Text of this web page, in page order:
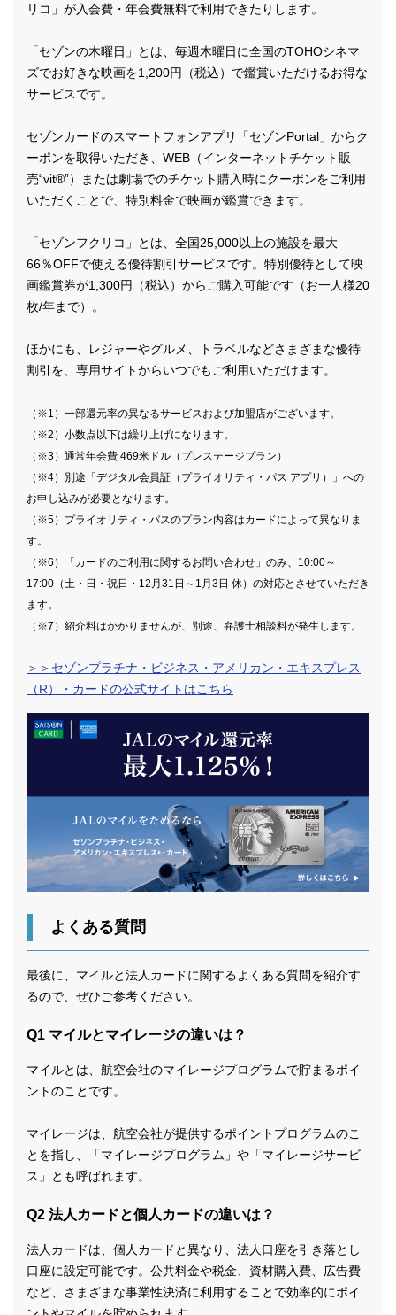
リコ」が入会費・年会費無料で利用できたりします。
「セゾンの木曜日」とは、毎週木曜日に全国のTOHOシネマ
ズでお好きな映画を1,200円（税込）で鑑賞いただけるお得な
サービスです。
セゾンカードのスマートフォンアプリ「セゾンPortal」からク
ーポンを取得いただき、WEB（インターネットチケット販
売“vit®”）または劇場でのチケット購入時にクーポンをご利用
いただくことで、特別料金で映画が鑑賞できます。
「セゾンフクリコ」とは、全国25,000以上の施設を最大
66％OFFで使える優待割引サービスです。特別優待として映
画鑑賞券が1,300円（税込）からご購入可能です（お一人様20
枚/年まで）。
ほかにも、レジャーやグルメ、トラベルなどさまざまな優待
割引を、専用サイトからいつでもご利用いただけます。
（※1）一部還元率の異なるサービスおよび加盟店がございます。
（※2）小数点以下は繰り上げになります。
（※3）通常年会費 469米ドル（プレステージプラン）
（※4）別途「デジタル会員証（プライオリティ・パス アプリ）」への
お申し込みが必要となります。
（※5）プライオリティ・パスのプラン内容はカードによって異なりま
す。
（※6）「カードのご利用に関するお問い合わせ」のみ、10:00～
17:00（土・日・祝日・12月31日～1月3日 休）の対応とさせていただき
ます。
（※7）紹介料はかかりませんが、別途、弁護士相談料が発生します。
＞＞セゾンプラチナ・ビジネス・アメリカン・エキスプレス
（R）・カードの公式サイトはこちら
よくある質問
最後に、マイルと法人カードに関するよくある質問を紹介す
るので、ぜひご参考ください。
Q1 マイルとマイレージの違いは？
マイルとは、航空会社のマイレージプログラムで貯まるポイ
ントのことです。
マイレージは、航空会社が提供するポイントプログラムのこ
とを指し、「マイレージプログラム」や「マイレージサービ
ス」とも呼ばれます。
Q2 法人カードと個人カードの違いは？
法人カードは、個人カードと異なり、法人口座を引き落とし
口座に設定可能です。公共料金や税金、資材購入費、広告費
など、さまざまな事業性決済に利用することで効率的にポイ